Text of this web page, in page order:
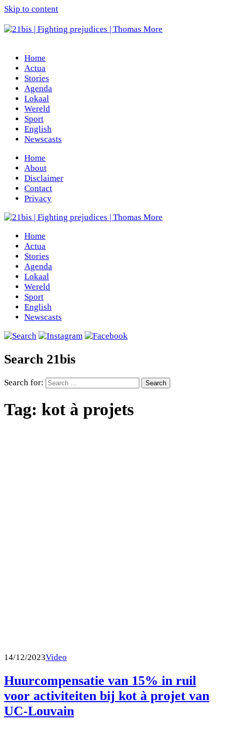
Skip to content
Home
Actua
Stories
Agenda
Lokaal
Wereld
Sport
English
Newscasts
Home
About
Disclaimer
Contact
Privacy
Home
Actua
Stories
Agenda
Lokaal
Wereld
Sport
English
Newscasts
Search 21bis
Search for:
Tag: kot à projets
14/12/2023Video
Huurcompensatie van 15% in ruil
voor activiteiten bij kot à projet van
UC-Louvain